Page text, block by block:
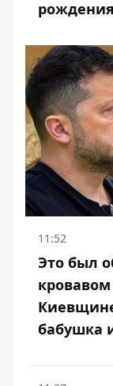
11:52
Это был
бабушка